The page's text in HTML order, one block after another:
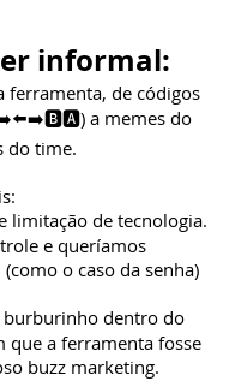
informal:
ferramenta, de códigos
a memes do
do time.
limitação de tecnologia.
e queríamos
o caso da senha)
burburinho dentro do
que a ferramenta fosse
buzz marketing.